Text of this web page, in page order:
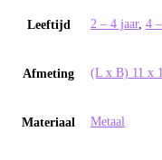
Leeftijd 2 – 4 jaar, 4
Afmeting (L x B) 11 x
Materiaal Metaal